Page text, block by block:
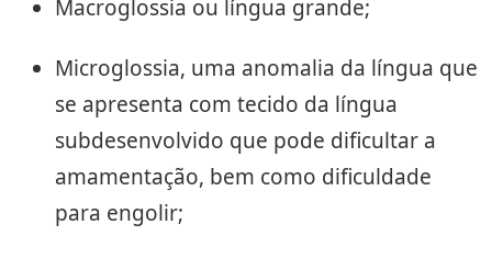
Macroglossia ou língua grande;
Microglossia, uma anomalia da língua que
se apresenta com tecido da língua
subdesenvolvido que pode dificultar a
amamentação, bem como dificuldade
para engolir;